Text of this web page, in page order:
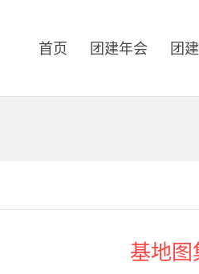
首页 团建年会 团
基地图